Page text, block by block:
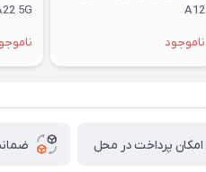
A12
ناموجود
5G
امکان پرداخت در محل